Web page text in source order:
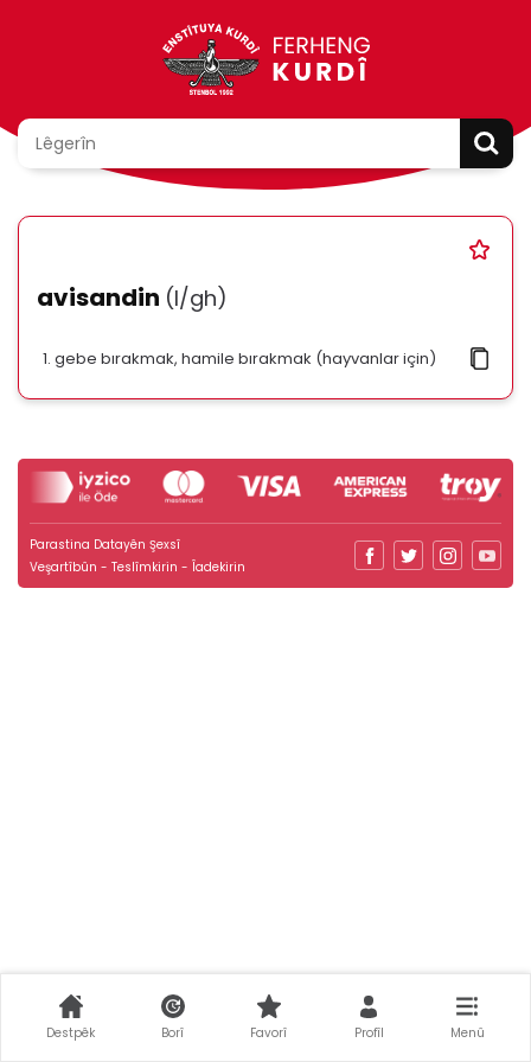
avisandin (l/gh)
gebe bırakmak, hamile bırakmak (hayvanlar için)
Parastina Datayên Şexsî
Veşartîbûn - Teslîmkirin - Îadekirin
Destpêk Borî Favorî Profîl Menû